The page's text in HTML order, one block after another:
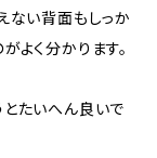
ない背面もしっか
よく分かります。
たいへん良いで